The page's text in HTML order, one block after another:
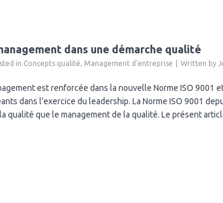
dans une démarche qualité
in Concepts qualité, Management d'entreprise Written by
est renforcée dans la nouvelle Norme ISO 9001
dans l'exercice du leadership. La Norme ISO 9001
qualité que le management de la qualité. Le présent